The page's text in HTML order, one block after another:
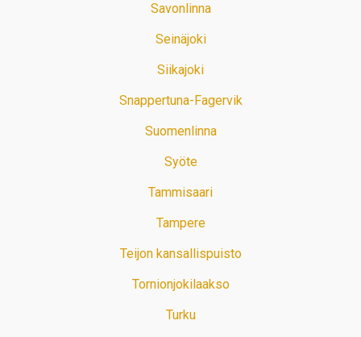
Savonlinna
Seinäjoki
Siikajoki
Snappertuna-Fagervik
Suomenlinna
Syöte
Tammisaari
Tampere
Teijon kansallispuisto
Tornionjokilaakso
Turku